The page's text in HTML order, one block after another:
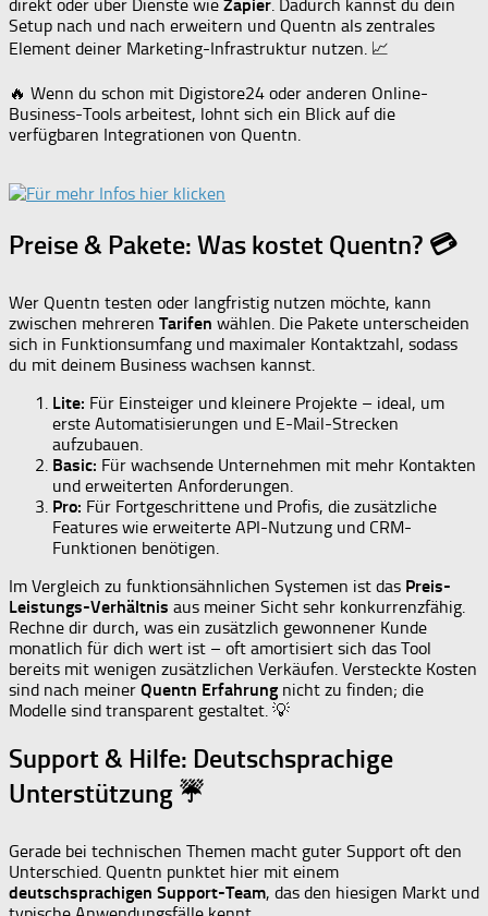
direkt oder über Dienste wie Zapier. Dadurch kannst du dein
Setup nach und nach erweitern und Quentn als zentrales
Element deiner Marketing-Infrastruktur nutzen. 📈
🔥 Wenn du schon mit Digistore24 oder anderen Online-
Business-Tools arbeitest, lohnt sich ein Blick auf die
verfügbaren Integrationen von Quentn.
Preise & Pakete: Was kostet Quentn? 💳
Wer Quentn testen oder langfristig nutzen möchte, kann
zwischen mehreren Tarifen wählen. Die Pakete unterscheiden
sich in Funktionsumfang und maximaler Kontaktzahl, sodass
du mit deinem Business wachsen kannst.
Lite: Für Einsteiger und kleinere Projekte – ideal, um
erste Automatisierungen und E-Mail-Strecken
aufzubauen.
Basic: Für wachsende Unternehmen mit mehr Kontakten
und erweiterten Anforderungen.
Pro: Für Fortgeschrittene und Profis, die zusätzliche
Features wie erweiterte API-Nutzung und CRM-
Funktionen benötigen.
Im Vergleich zu funktionsähnlichen Systemen ist das Preis-
Leistungs-Verhältnis aus meiner Sicht sehr konkurrenzfähig.
Rechne dir durch, was ein zusätzlich gewonnener Kunde
monatlich für dich wert ist – oft amortisiert sich das Tool
bereits mit wenigen zusätzlichen Verkäufen. Versteckte Kosten
sind nach meiner Quentn Erfahrung nicht zu finden; die
Modelle sind transparent gestaltet. 💡
Support & Hilfe: Deutschsprachige
Unterstützung ☔
Gerade bei technischen Themen macht guter Support oft den
Unterschied. Quentn punktet hier mit einem
deutschsprachigen Support-Team, das den hiesigen Markt und